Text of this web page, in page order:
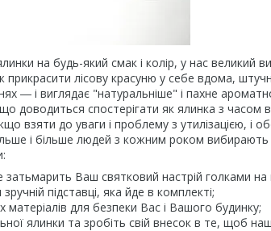
на будь-який смак і колір, у нас великий
лісову красуню у себе вдома,
― і виглядає "натуральніше" і пахне
доводиться спостерігати як ялинка з часом
взяти до уваги і проблему з утилізацією, і
і більше людей з кожним роком
Ваш святковий настрій голками на
підставці, яка йде в комплекті;
для безпеки Вас і Вашого будинку;
ялинки та зробіть свій внесок в те, щоб